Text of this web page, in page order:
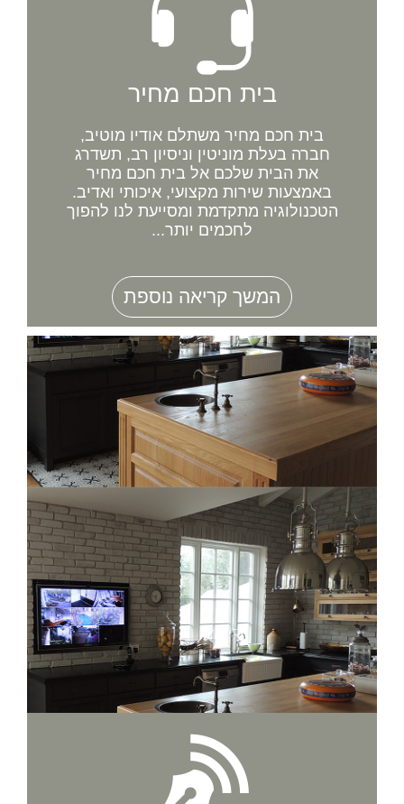
בית חכם מחיר
בית חכם מחיר משתלם אודיו מוטיב,
חברה בעלת מוניטין וניסיון רב, תשדרג
את הבית שלכם אל בית חכם מחיר
באמצעות שירות מקצועי, איכותי ואדיב.
הטכנולוגיה מתקדמת ומסייעת לנו להפוך
לחכמים יותר...
המשך קריאה נוספת